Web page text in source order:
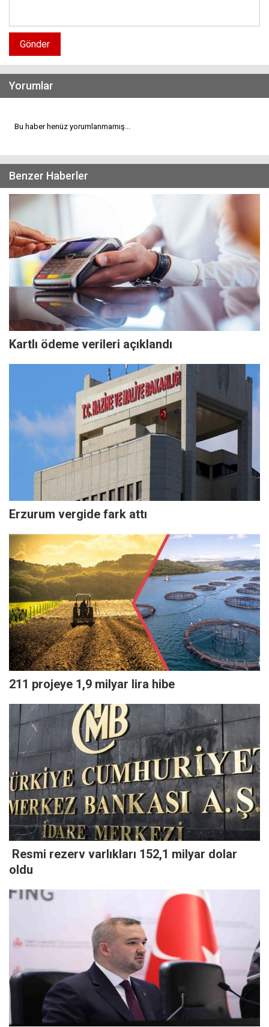
Gönder
Yorumlar
Bu haber henüz yorumlanmamış...
Benzer Haberler
Kartlı ödeme verileri açıklandı
Erzurum vergide fark attı
211 projeye 1,9 milyar lira hibe
Resmi rezerv varlıkları 152,1 milyar dolar
oldu